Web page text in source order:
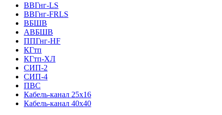
ВВГнг-LS
ВВГнг-FRLS
ВБШВ
АВБШВ
ППГнг-HF
КГтп
КГтп-ХЛ
СИП-2
СИП-4
ПВС
Кабель-канал 25х16
Кабель-канал 40х40